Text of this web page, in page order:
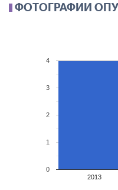
ФОТОГРАФИИ
2013
0
1
2
3
4